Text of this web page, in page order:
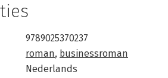
9789025370237
roman, businessroman
Nederlands